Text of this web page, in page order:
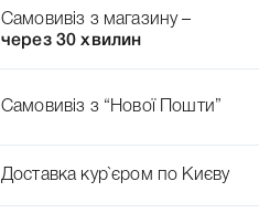
Самовивіз з магазину –
через 30 хвилин
Самовивіз з “Нової Пошти”
Доставка кур`єром по Києву